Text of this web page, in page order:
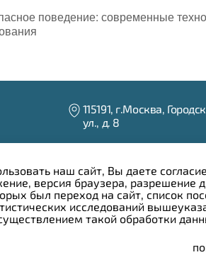
поведение: современные
115191, г.Москва,
ул., д. 8
+7 (499) 245-04-33
info@irzar.ru
Написать
наш сайт, Вы даете
версия браузера, разрешение
был переход на сайт, список
исследований
такой обработки